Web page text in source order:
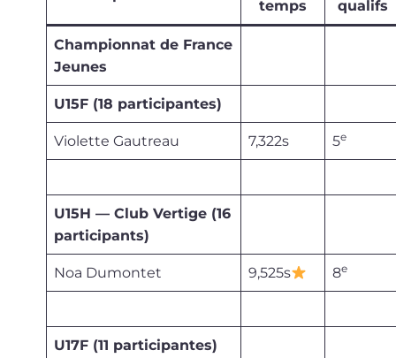
temps
qualifs
Championnat de France
Jeunes
U15F (18 participantes)
Violette Gautreau 7,322s 5e
U15H — Club Vertige (16
participants)
Noa Dumontet 9,525s 8e
U17F (11 participantes)